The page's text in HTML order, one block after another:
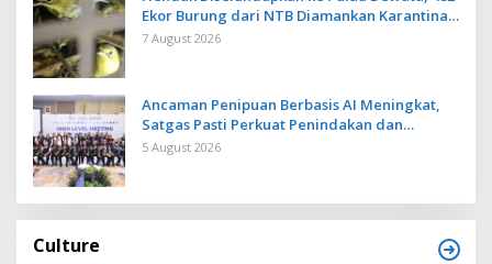
Ekor Burung dari NTB Diamankan Karantina
Bali
7 August 2026
Ancaman Penipuan Berbasis AI Meningkat,
Satgas Pasti Perkuat Penindakan dan
Pengembangan Aplikasi Anti Penipuan
5 August 2026
Culture